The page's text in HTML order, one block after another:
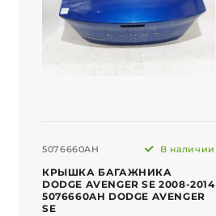
5076660AH В наличии
КРЫШКА БАГАЖНИКА
DODGE AVENGER SE 2008-2014
5076660AH DODGE AVENGER
SE